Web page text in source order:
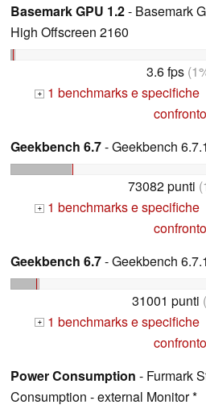
Basemark GPU 1.2- Basemark
High Offscreen 2160
3.6 fps
+ 1 benchmarks e specifiche
confronto
Geekbench 6.7- Geekbench
73082 punti
+ 1 benchmarks e specifiche
confronto
Geekbench 6.7- Geekbench
31001 punti
+ 1 benchmarks e specifiche
confronto
Power Consumption - Furmark
Consumption - external Monitor *